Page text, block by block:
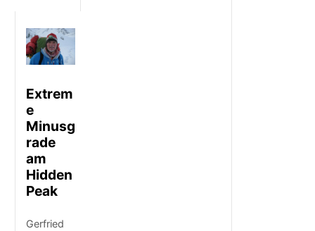
Extrem
e
Minusg
rade
am
Hidden
Peak
Gerfried